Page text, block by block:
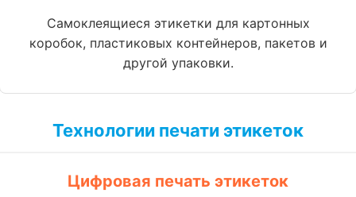
Самоклеящиеся этикетки для картонных
коробок, пластиковых контейнеров, пакетов и
другой упаковки.
Технологии печати этикеток
Цифровая печать этикеток